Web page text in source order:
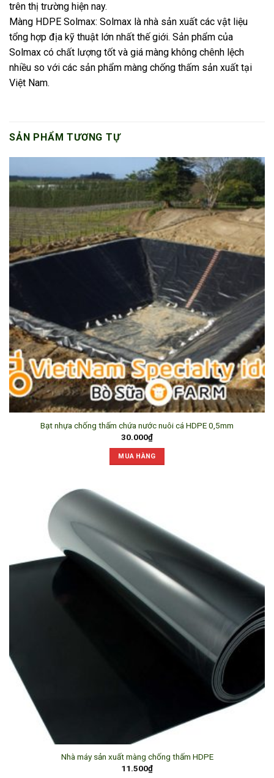
trên thị trường hiện nay.
Màng HDPE Solmax: Solmax là nhà sản xuất các vật liệu
tổng hợp địa kỹ thuật lớn nhất thế giới. Sản phẩm của
Solmax có chất lượng tốt và giá màng không chênh lệch
nhiều so với các sản phẩm màng chống thấm sản xuất tại
Việt Nam.
SẢN PHẨM TƯƠNG TỰ
Bạt nhựa chống thấm chứa nước nuôi cá HDPE 0,5mm
30.000₫
MUA HÀNG
Nhà máy sản xuất màng chống thấm HDPE
11.500₫